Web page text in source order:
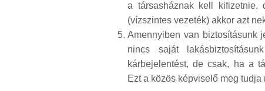
a társasháznak kell
(vízszintes vezeték) akkor azt
Amennyiben van biztosításunk
nincs saját
kárbejelentést, de csak, ha a
Ezt a közös képviselő meg tudja